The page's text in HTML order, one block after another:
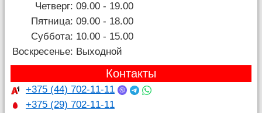
Четверг: 09.00 - 19.00
Пятница: 09.00 - 18.00
Суббота: 10.00 - 15.00
Воскресенье: Выходной
Контакты
+375 (44) 702-11-11
+375 (29) 702-11-11